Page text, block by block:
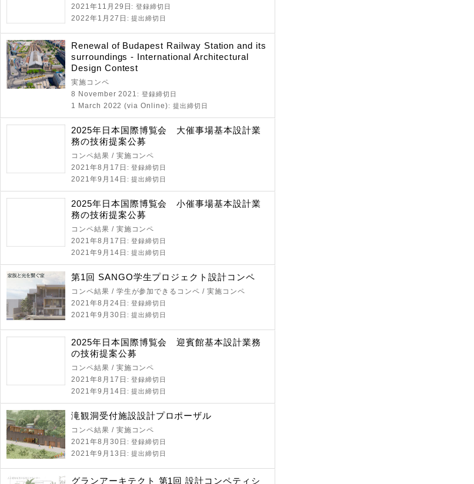
2021年11月29日 : 登録締切日
2022年1月27日 : 提出締切日
Renewal of Budapest Railway Station and its
surroundings - International Architectural
Design Contest
実施コンペ
8 November 2021 : 登録締切日
1 March 2022 (via Online): 提出締切日
2025年日本国際博覧会 大催事場基本設計業
務の技術提案公募
コンペ結果 / 実施コンペ
2021年8月17日 : 登録締切日
2021年9月14日 : 提出締切日
2025年日本国際博覧会 小催事場基本設計業
務の技術提案公募
コンペ結果 / 実施コンペ
2021年8月17日 : 登録締切日
2021年9月14日 : 提出締切日
第1回 SANGO学生プロジェクト設計コンペ
コンペ結果 / 学生が参加できるコンペ / 実施コンペ
2021年8月24日 : 登録締切日
2021年9月30日 : 提出締切日
2025年日本国際博覧会 迎賓館基本設計業務
の技術提案公募
コンペ結果 / 実施コンペ
2021年8月17日 : 登録締切日
2021年9月14日 : 提出締切日
滝観洞受付施設設計プロポーザル
コンペ結果 / 実施コンペ
2021年8月30日 : 登録締切日
2021年9月13日 : 提出締切日
グランアーキテクト 第1回 設計コンペティシ